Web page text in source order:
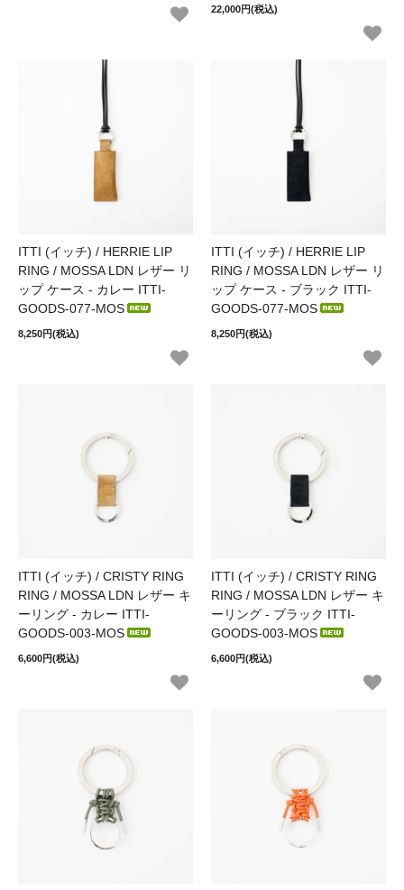
22,000円(税込)
ITTI (イッチ) / HERRIE LIP
RING / MOSSA LDN レザー リ
ップ ケース - カレー ITTI-
GOODS-077-MOS
8,250円(税込)
ITTI (イッチ) / HERRIE LIP
RING / MOSSA LDN レザー リ
ップ ケース - ブラック ITTI-
GOODS-077-MOS
8,250円(税込)
ITTI (イッチ) / CRISTY RING
RING / MOSSA LDN レザー キ
ーリング - カレー ITTI-
GOODS-003-MOS
6,600円(税込)
ITTI (イッチ) / CRISTY RING
RING / MOSSA LDN レザー キ
ーリング - ブラック ITTI-
GOODS-003-MOS
6,600円(税込)